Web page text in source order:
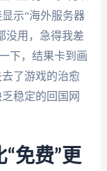
示“海外服务器
没用，急得我差
下，结果卡到画
了游戏的治愈
稳定的回国网
免费”更